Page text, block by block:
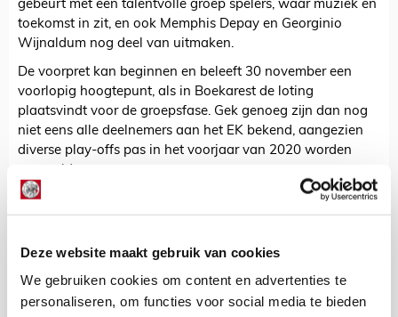
Deze website maakt gebruik van cookies
We gebruiken cookies om content en advertenties te
personaliseren, om functies voor social media te bieden
gebeurt met een talentvolle groep spelers, waar muziek en
toekomst in zit, en ook Memphis Depay en Georginio
Wijnaldum nog deel van uitmaken.
De voorpret kan beginnen en beleeft 30 november een
voorlopig hoogtepunt, als in Boekarest de loting
plaatsvindt voor de groepsfase. Gek genoeg zijn dan nog
niet eens alle deelnemers aan het EK bekend, aangezien
diverse play-offs pas in het voorjaar van 2020 worden
https://twitter.com/OnsOranje/status/1195823688962183168
De Redactie
Bekijk alle berichten van De Redactie